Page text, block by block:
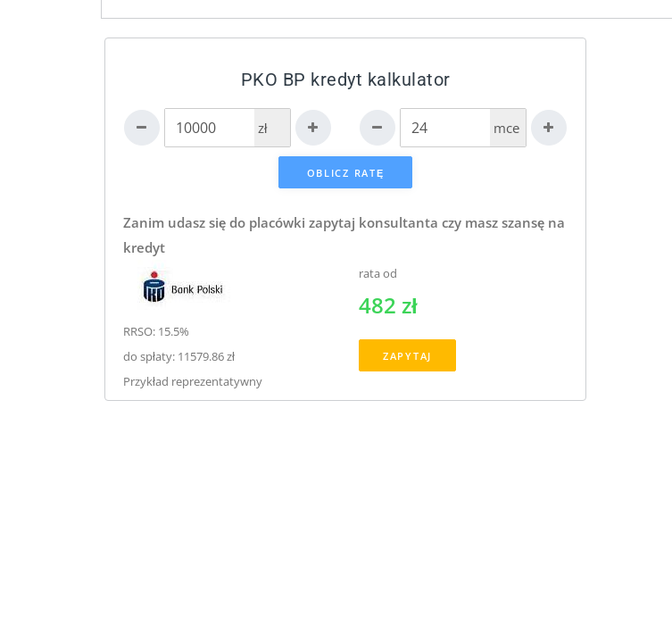
PKO BP kredyt kalkulator
zł mce
Zanim udasz się do placówki zapytaj konsultanta czy masz szansę na
kredyt
RRSO: 15.5%
do spłaty: 11579.86 zł
Przykład reprezentatywny
rata od
482 zł
ZAPYTAJ